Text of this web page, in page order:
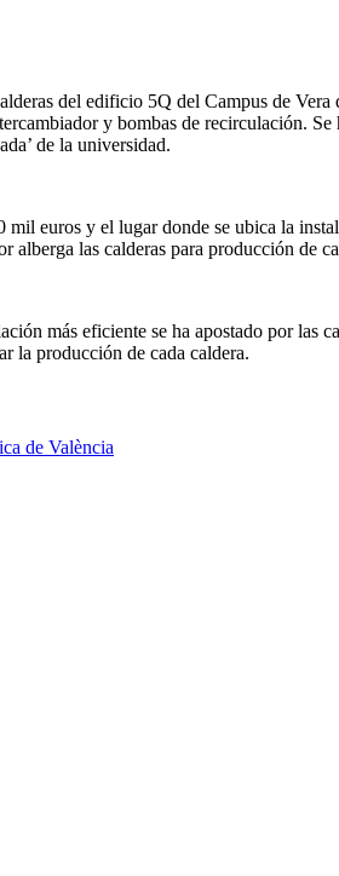
del edificio 5Q del Campus de
y bombas de recirculación.
de la universidad.
mil euros y el lugar donde se ubica la
alberga las calderas para producción
más eficiente se ha apostado por las
la producción de cada caldera.
de València